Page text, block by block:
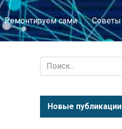
Ремонтируем сами
Search
for:
Новые публикации